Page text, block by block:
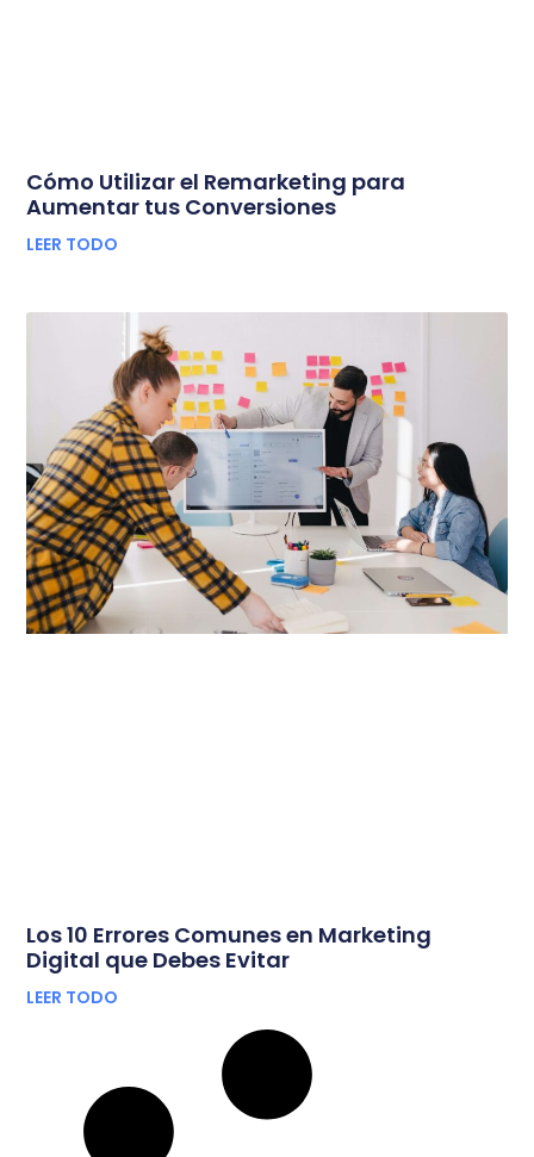
Cómo Utilizar el Remarketing para
Aumentar tus Conversiones
LEER TODO
Los 10 Errores Comunes en Marketing
Digital que Debes Evitar
LEER TODO